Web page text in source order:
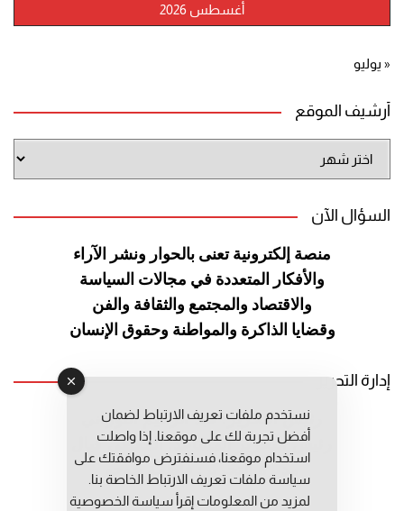
أغسطس 2026
« يوليو
أرشيف الموقع
الموقع
السؤال الآن
منصة إلكترونية تعنى بالحوار ونشر الآراء
والأفكار المتعددة في مجالات السياسة
والاقتصاد والمجتمع والثقافة والفن
وقضايا الذاكرة والمواطنة وحقوق الإنسان
إدارة التحرير
رئيس التحرير: عبد الرحيم التوراني
رئيس التحرير المساعد: المعطي قبال
مديرة التحرير: فاطمة حوحو
نستخدم ملفات تعريف الارتباط لضمان
أفضل تجربة لك على موقعنا. إذا واصلت
استخدام موقعنا، فسنفترض موافقتك على
سياسة ملفات تعريف الارتباط الخاصة بنا.
لمزيد من المعلومات إقرأ سياسة الخصوصية